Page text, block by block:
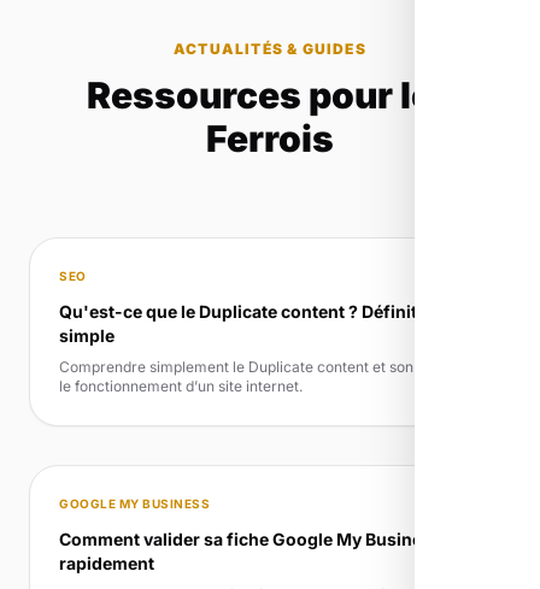
ACTUALITÉS & GUIDES
Ressources pour les
Ferrois
SEO
Qu'est-ce que le Duplicate content ? Définition
simple
Comprendre simplement le Duplicate content et son rôle dans
le fonctionnement d’un site internet.
GOOGLE MY BUSINESS
Comment valider sa fiche Google My Business
rapidement